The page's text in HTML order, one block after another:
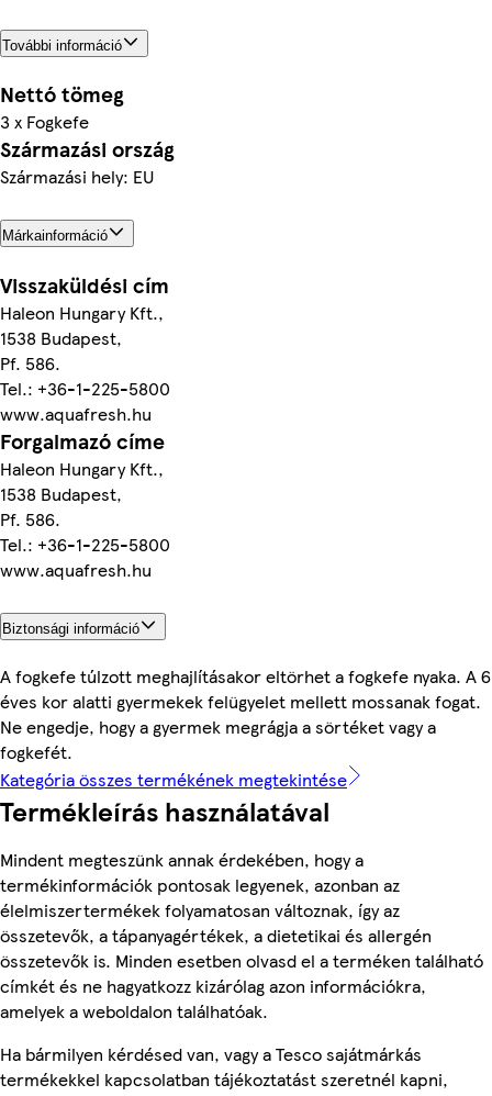
További információ
Nettó tömeg
3 x Fogkefe
Származási ország
Származási hely: EU
Márkainformáció
Visszaküldési cím
Haleon Hungary Kft.,
1538 Budapest,
Pf. 586.
Tel.: +36-1-225-5800
www.aquafresh.hu
Forgalmazó címe
Haleon Hungary Kft.,
1538 Budapest,
Pf. 586.
Tel.: +36-1-225-5800
www.aquafresh.hu
Biztonsági információ
A fogkefe túlzott meghajlításakor eltörhet a fogkefe nyaka. A 6
éves kor alatti gyermekek felügyelet mellett mossanak fogat.
Ne engedje, hogy a gyermek megrágja a sörtéket vagy a
fogkefét.
Kategória összes termékének megtekintése
Termékleírás használatával
Mindent megteszünk annak érdekében, hogy a
termékinformációk pontosak legyenek, azonban az
élelmiszertermékek folyamatosan változnak, így az
összetevők, a tápanyagértékek, a dietetikai és allergén
összetevők is. Minden esetben olvasd el a terméken található
címkét és ne hagyatkozz kizárólag azon információkra,
amelyek a weboldalon találhatóak.
Ha bármilyen kérdésed van, vagy a Tesco sajátmárkás
termékekkel kapcsolatban tájékoztatást szeretnél kapni,